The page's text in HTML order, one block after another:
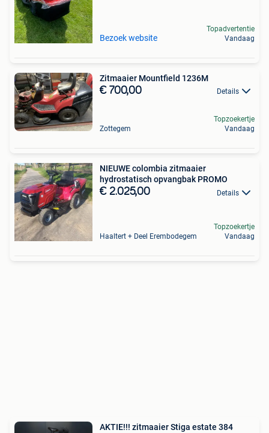
Bezoek website
Topadvertentie
Vandaag
Zitmaaier Mountfield 1236M
€ 700,00 Details
Zottegem
Topzoekertje
Vandaag
NIEUWE colombia zitmaaier
hydrostatisch opvangbak PROMO️
€ 2.025,00 Details
Haaltert + Deel Erembodegem
Topzoekertje
Vandaag
AKTIE!!! zitmaaier Stiga estate 384